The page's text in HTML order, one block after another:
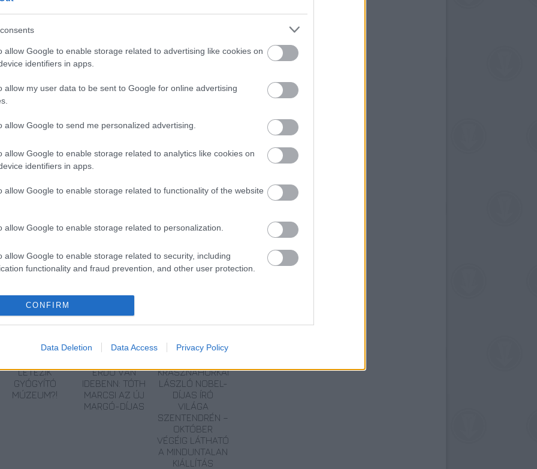
allow Google to enable storage related to advertising like cookies on
identifiers in apps.
allow my user data to be sent to Google for online advertising
allow Google to send me personalized advertising.
allow Google to enable storage related to analytics like cookies on
identifiers in apps.
allow Google to enable storage related to functionality of the website
allow Google to enable storage related to personalization.
allow Google to enable storage related to security, including
functionality and fraud prevention, and other user protection.
CONFIRM
Data Deletion Data Access Privacy Policy
évek elején a londoni Sotheby's aukciós ház
mégis üzletet látott a naplók
tanúsítványt adni. Néhány tudós hamisnak
számos személyes részletet
tudott volna kitalálni" - hangúlyozta a
megismerhetjük az eddig csak részletekben
della Sera című napilap kulturális rovata,
aggasztóbbnak tartja azt, hogy a fasiszta
számít.
LÉTEZIK
GYÓGYÍTÓ
MÚZEUM?!
ERDŐ VAN
IDEBENN: TÓTH
MARCSI AZ ÚJ
MARGÓ-DÍJAS
KRASZNAHORKAI
LÁSZLÓ NOBEL-
DÍJAS ÍRÓ
VILÁGA
SZENTENDRÉN –
OKTÓBER
VÉGÉIG LÁTHATÓ
A MINDUNTALAN
KIÁLLÍTÁS